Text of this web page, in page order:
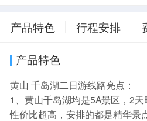
产品特色 行程安排
产品特色
黄山 千岛湖二日游线路亮点：
1、黄山千岛湖均是5A景区，2天
性价比超高，安排的都是精华景点